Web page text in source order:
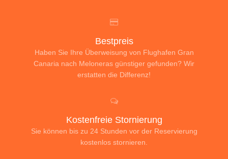
Bestpreis
Haben Sie Ihre Überweisung von Flughafen Gran
Canaria nach Meloneras günstiger gefunden? Wir
erstatten die Differenz!
Kostenfreie Stornierung
Sie können bis zu 24 Stunden vor der Reservierung
kostenlos stornieren.